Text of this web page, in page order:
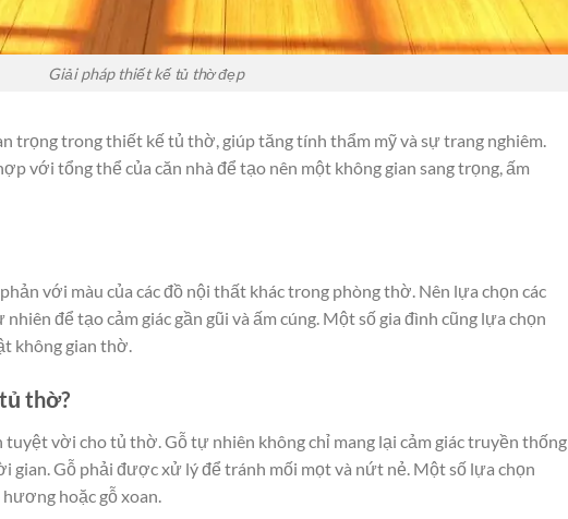
Giải pháp thiết kế tủ thờ đẹp
trọng trong thiết kế tủ thờ, giúp tăng tính thẩm mỹ và sự trang nghiêm.
với tổng thể của căn nhà để tạo nên một không gian sang trọng, ấm
với màu của các đồ nội thất khác trong phòng thờ. Nên lựa chọn các
để tạo cảm giác gần gũi và ấm cúng. Một số gia đình cũng lựa chọn
không gian thờ.
thờ?
vời cho tủ thờ. Gỗ tự nhiên không chỉ mang lại cảm giác truyền thống
gian. Gỗ phải được xử lý để tránh mối mọt và nứt nẻ. Một số lựa chọn
hoặc gỗ xoan.